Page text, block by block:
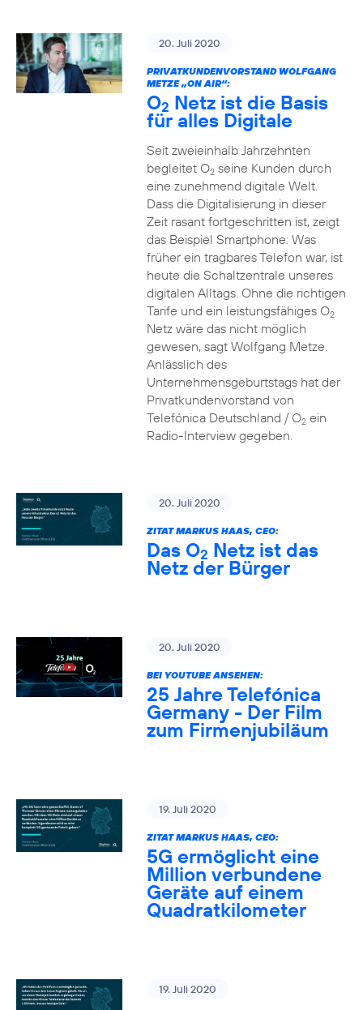
20. Juli 2020
PRIVATKUNDENVORSTAND WOLFGANG
METZE „ON AIR“:
O2 Netz ist die Basis
für alles Digitale
Seit zweieinhalb Jahrzehnten
begleitet O2seine Kunden durch
eine zunehmend digitale Welt.
Dass die Digitalisierung in dieser
Zeit rasant fortgeschritten ist, zeigt
das Beispiel Smartphone: Was
früher ein tragbares Telefon war, ist
heute die Schaltzentrale unseres
digitalen Alltags. Ohne die richtigen
Tarife und ein leistungsfähiges O2
Netz wäre das nicht möglich
gewesen, sagt Wolfgang Metze.
Anlässlich des
Unternehmensgeburtstags hat der
Privatkundenvorstand von
Telefónica Deutschland / O2ein
Radio-Interview gegeben.
20. Juli 2020
ZITAT MARKUS HAAS, CEO:
Das O2 Netz ist das
Netz der Bürger
20. Juli 2020
BEI YOUTUBE ANSEHEN:
25 Jahre Telefónica
Germany - Der Film
zum Firmenjubiläum
19. Juli 2020
ZITAT MARKUS HAAS, CEO:
5G ermöglicht eine
Million verbundene
Geräte auf einem
Quadratkilometer
19. Juli 2020